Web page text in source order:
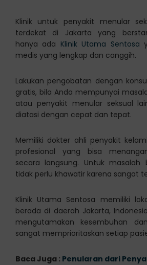
Klinik untuk penyakit menular
terdekat di Jakarta yang
hanya ada Klinik Utama Sentosa
medis yang lengkap dan canggih.
Lakukan pengobatan dengan
gratis, bila Anda mempunyai
atau penyakit menular seksual
diatasi dengan cepat dan tepat.
Memiliki dokter ahli penyakit
profesional yang bisa
secara langsung. Untuk masalah
tidak perlu khawatir karena sangat
Klinik Utama Sentosa memiliki
berada di daerah Jakarta,
mengutamakan kesembuhan
sangat memprioritaskan setiap
Baca Juga : Penularan dari